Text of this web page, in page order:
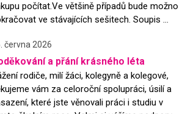
počítat.Ve většině případů bude možno
ve stávajících sešitech. Soupis ...
června 2026
a přání krásného léta
rodiče, milí žáci, kolegyně a kolegové,
vám za celoroční spolupráci, úsilí a
které jste věnovali práci i studiu v